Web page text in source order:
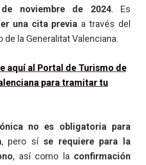
noviembre de 2024. Es
una cita previa a través del
de la Generalitat Valenciana.
aquí al Portal de Turismo de
para tramitar tu
no es obligatoria para
, pero sí se requiere para la
, así como la confirmación